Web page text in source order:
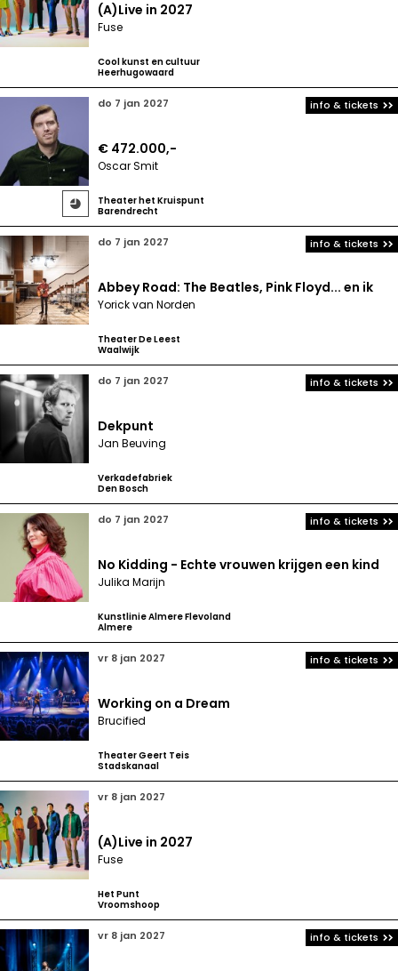
(A)Live in 2027
Fuse
Cool kunst en cultuur
Heerhugowaard

do 7 jan 2027
€ 472.000,-
Oscar Smit
Theater het Kruispunt
Barendrecht
info & tickets
do 7 jan 2027
Abbey Road: The Beatles, Pink Floyd... en ik
Yorick van Norden
Theater De Leest
Waalwijk
info & tickets
do 7 jan 2027
Dekpunt
Jan Beuving
Verkadefabriek
Den Bosch
info & tickets
do 7 jan 2027
No Kidding - Echte vrouwen krijgen een kind
Julika Marijn
Kunstlinie Almere Flevoland
Almere
info & tickets
vr 8 jan 2027
Working on a Dream
Brucified
Theater Geert Teis
Stadskanaal
info & tickets
vr 8 jan 2027
(A)Live in 2027
Fuse
Het Punt
Vroomshoop
vr 8 jan 2027 info & tickets